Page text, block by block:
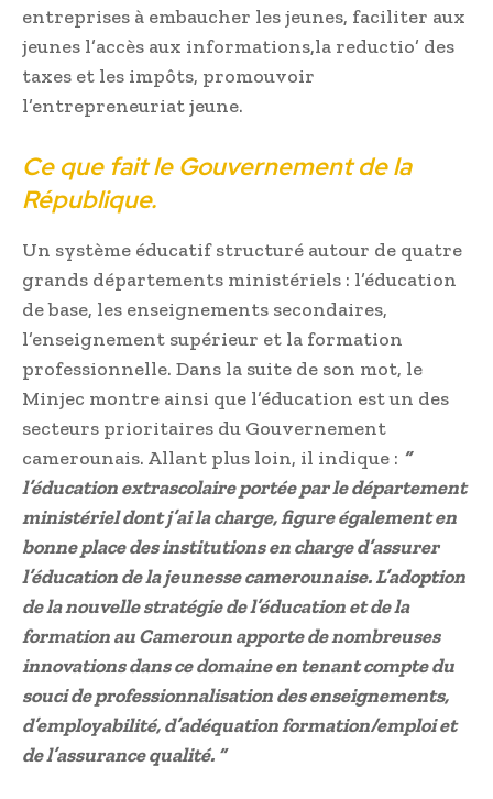
entreprises à embaucher les jeunes, faciliter aux
jeunes l’accès aux informations,la reductio’ des
taxes et les impôts, promouvoir
l’entrepreneuriat jeune.
Ce que fait le Gouvernement de la
République.
Un système éducatif structuré autour de quatre
grands départements ministériels : l’éducation
de base, les enseignements secondaires,
l’enseignement supérieur et la formation
professionnelle. Dans la suite de son mot, le
Minjec montre ainsi que l’éducation est un des
secteurs prioritaires du Gouvernement
camerounais. Allant plus loin, il indique : “
l’éducation extrascolaire portée par le département
ministériel dont j’ai la charge, figure également en
bonne place des institutions en charge d’assurer
l’éducation de la jeunesse camerounaise. L’adoption
de la nouvelle stratégie de l’éducation et de la
formation au Cameroun apporte de nombreuses
innovations dans ce domaine en tenant compte du
souci de professionnalisation des enseignements,
d’employabilité, d’adéquation formation/emploi et
de l’assurance qualité. ”